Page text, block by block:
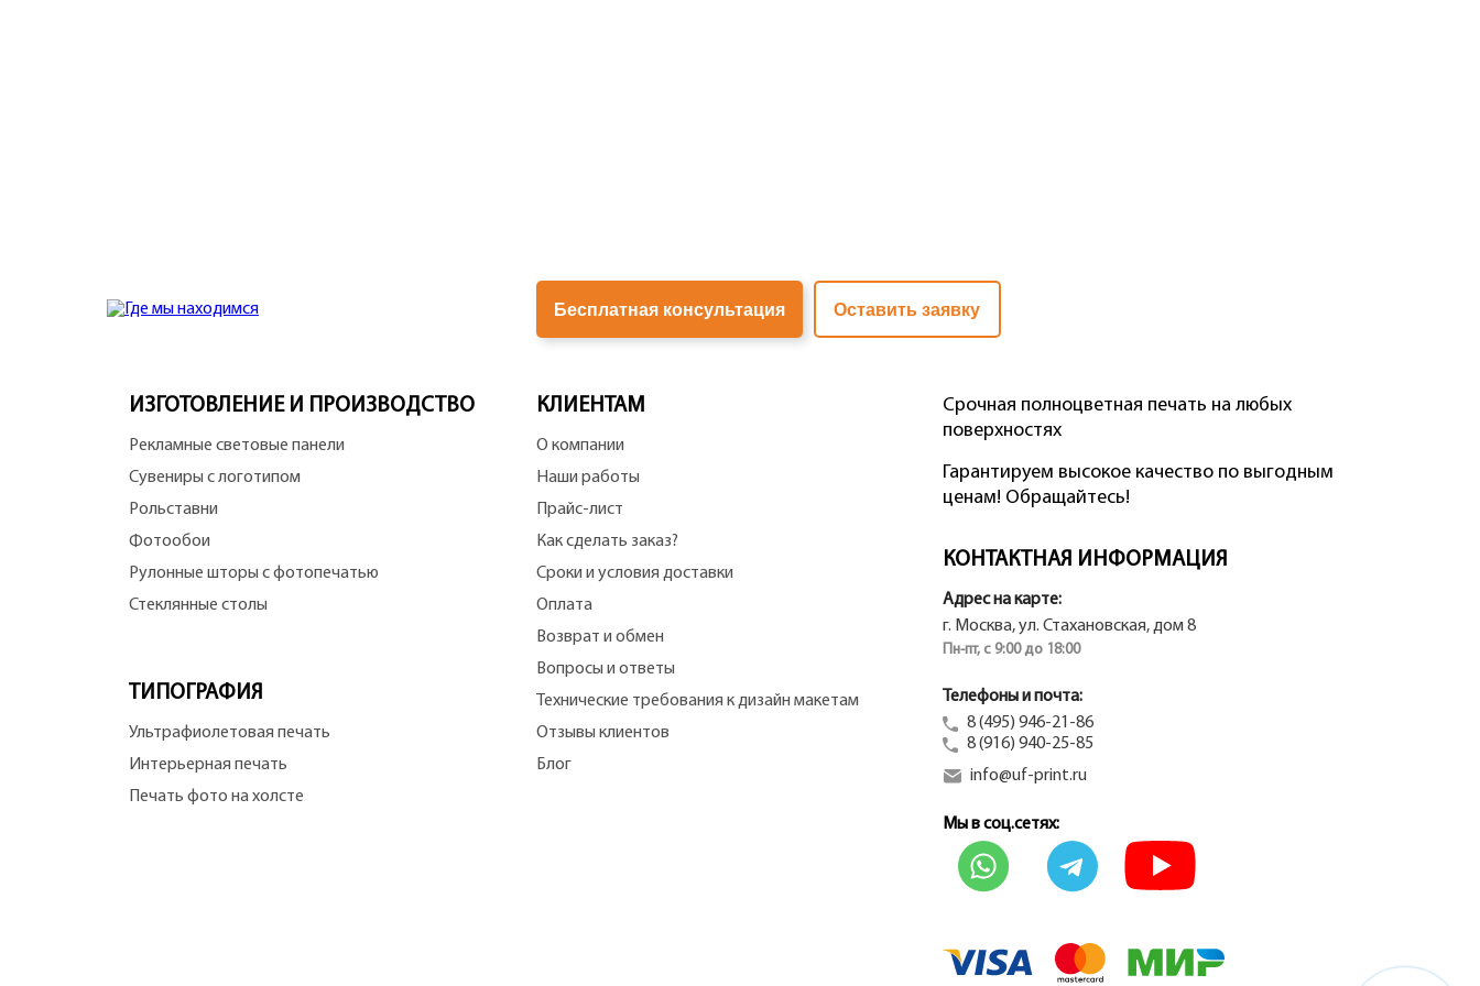
Бесплатная консультация Оставить заявку
ИЗГОТОВЛЕНИЕ И ПРОИЗВОДСТВО
Рекламные световые панели
Сувениры с логотипом
Рольставни
Фотообои
Рулонные шторы с фотопечатью
Стеклянные столы
ТИПОГРАФИЯ
Ультрафиолетовая печать
Интерьерная печать
Печать фото на холсте
КЛИЕНТАМ
О компании
Наши работы
Прайс-лист
Как сделать заказ?
Сроки и условия доставки
Оплата
Возврат и обмен
Вопросы и ответы
Технические требования к дизайн макетам
Отзывы клиентов
Блог
Срочная полноцветная печать на любых
поверхностях
Гарантируем высокое качество по выгодным
ценам! Обращайтесь!
КОНТАКТНАЯ ИНФОРМАЦИЯ
Адрес на карте:
г. Москва, ул. Стахановская, дом 8
Пн-пт, с 9:00 до 18:00
Телефоны и почта:
8 (495) 946-21-86
8 (916) 940-25-85
info@uf-print.ru
Мы в соц.сетях: